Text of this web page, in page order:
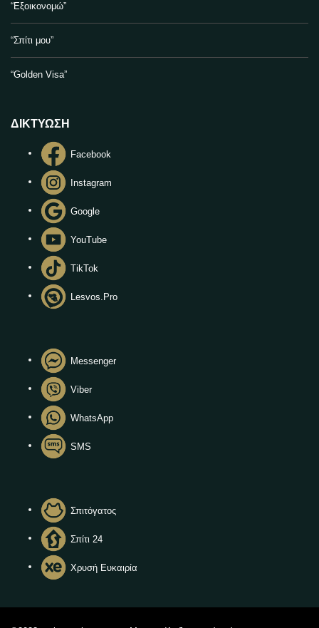
“Εξοικονομώ”
“Σπίτι μου”
“Golden Visa”
ΔΙΚΤΥΩΣΗ
Facebook
Instagram
Google
YouTube
TikTok
Lesvos.Pro
Messenger
Viber
WhatsApp
SMS
Σπιτόγατος
Σπίτι 24
Χρυσή Ευκαιρία